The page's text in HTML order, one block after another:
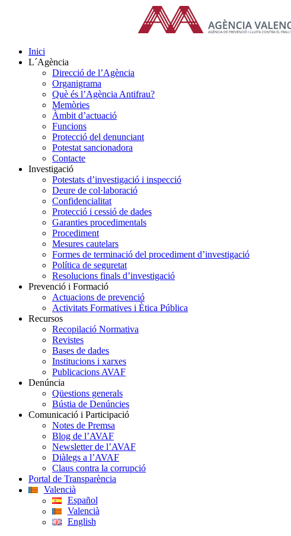
Inici
L´Agència
Direcció de l’Agència
Organigrama
Què és l’Agència Antifrau?
Memòries
Àmbit d’actuació
Funcions
Protecció del denunciant
Potestat sancionadora
Contacte
Investigació
Potestats d’investigació i inspecció
Deure de col·laboració
Confidencialitat
Protecció i cessió de dades
Garanties procedimentals
Procediment
Mesures cautelars
Formes de terminació del procediment d’investigació
Política de seguretat
Resolucions finals d’investigació
Prevenció i Formació
Actuacions de prevenció
Activitats Formatives i Ètica Pública
Recursos
Recopilació Normativa
Revistes
Bases de dades
Institucions i xarxes
Publicacions AVAF
Denúncia
Qüestions generals
Bústia de Denúncies
Comunicació i Participació
Notes de Premsa
Blog de l’AVAF
Newsletter de l’AVAF
Diàlegs a l’AVAF
Claus contra la corrupció
Portal de Transparència
Valencià
Español
Valencià
English